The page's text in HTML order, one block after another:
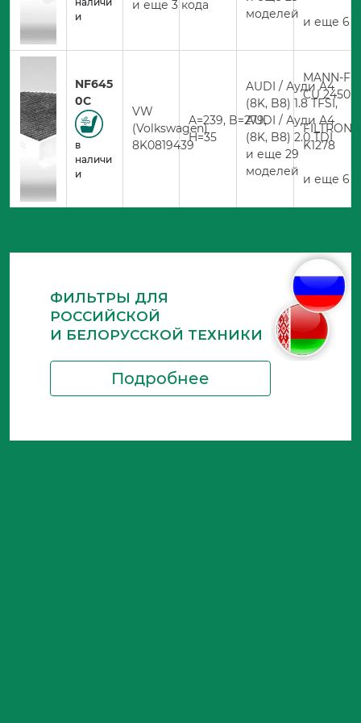
и
и еще 3 кода
моделей
и еще 6
NF645
0C
в
наличи
и
VW
(Volkswagen)
8K0819439
A=239, B=279,
H=35
AUDI / Ауди A4
(8K, B8) 1.8 TFSI,
AUDI / Ауди A4
(8K, B8) 2.0 TDI
и еще 29
моделей
MANN-
CU 2450
FILTRON
K1278
и еще 6
ФИЛЬТРЫ ДЛЯ
РОССИЙСКОЙ
И БЕЛОРУССКОЙ ТЕХНИКИ
Подробнее